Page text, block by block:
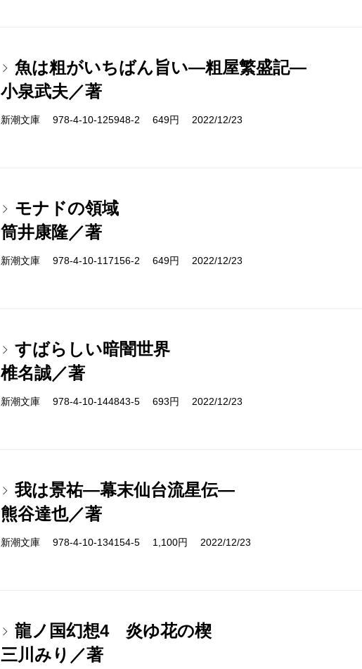
魚は粗がいちばん旨い―粗屋繁盛記―
小泉武夫／著
新潮文庫 978-4-10-125948-2 649円 2022/12/23
モナドの領域
筒井康隆／著
新潮文庫 978-4-10-117156-2 649円 2022/12/23
すばらしい暗闇世界
椎名誠／著
新潮文庫 978-4-10-144843-5 693円 2022/12/23
我は景祐―幕末仙台流星伝―
熊谷達也／著
新潮文庫 978-4-10-134154-5 1,100円 2022/12/23
龍ノ国幻想4 炎ゆ花の楔
三川みり／著